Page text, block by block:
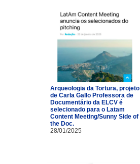
Arqueologia da Tortura, projeto
de Carla Gallo Professora de
Documentário da ELCV é
selecionado para o Latam
Content Meeting/Sunny Side of
the Doc.
28/01/2025